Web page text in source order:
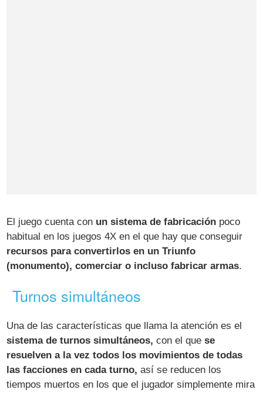
El juego cuenta con un sistema de fabricación poco
habitual en los juegos 4X en el que hay que conseguir
recursos para convertirlos en un Triunfo
(monumento), comerciar o incluso fabricar armas.
Turnos simultáneos
Una de las características que llama la atención es el
sistema de turnos simultáneos, con el quese
resuelven a la vez todos los movimientos de todas
las facciones en cada turno, así se reducen los
tiempos muertos en los que el jugador simplemente mira